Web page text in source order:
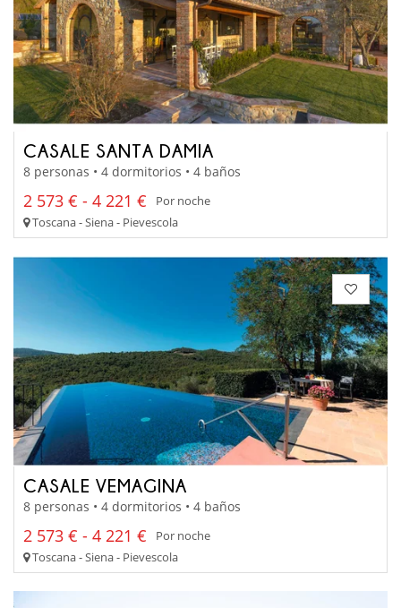
CASALE SANTA DAMIA
8 personas • 4 dormitorios • 4 baños
2 573 € - 4 221 €
Por noche
Toscana - Siena - Pievescola
CASALE VEMAGINA
8 personas • 4 dormitorios • 4 baños
2 573 € - 4 221 €
Por noche
Toscana - Siena - Pievescola